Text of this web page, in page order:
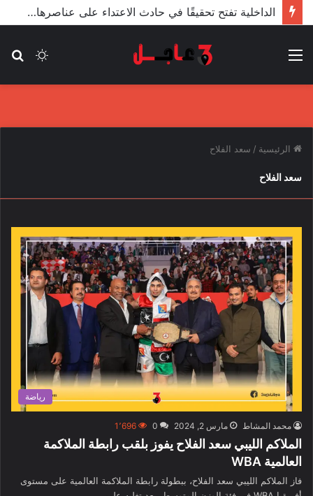
الداخلية تفتح تحقيقًا في حادث الاعتداء على عناصرها من قبل مندسين في المظاهرات
الوضع
الرئيسية / سعد الفلاح
سعد الفلاح
رياضة
محمد المشاط مارس 2, 2024 0 1٬696
الملاكم الليبي سعد الفلاح يفوز بلقب رابطة الملاكمة
العالمية WBA
فاز الملاكم الليبي سعد الفلاح، ببطولة رابطة الملاكمة العالمية على مستوى